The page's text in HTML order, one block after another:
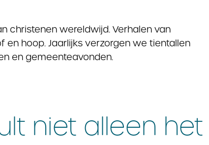
christenen wereldwijd. Verhalen van
en hoop. Jaarlijks verzorgen we tientallen
en gemeenteavonden.
niet alleen het